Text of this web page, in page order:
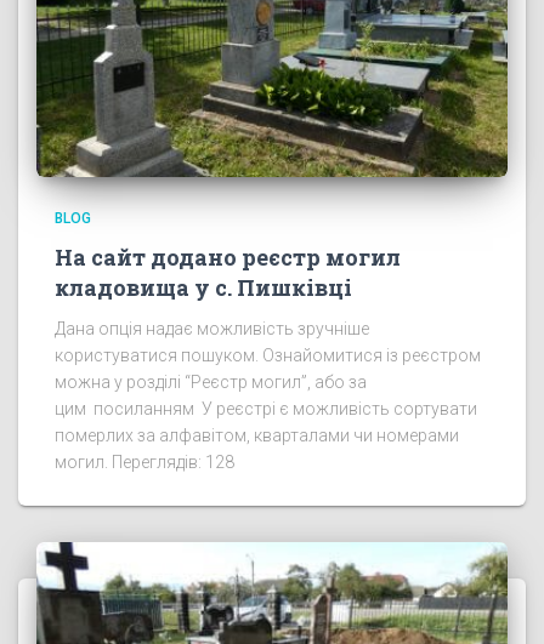
BLOG
На сайт додано реєстр могил
кладовища у с. Пишківці
Дана опція надає можливість зручніше
користуватися пошуком. Ознайомитися із реєстром
можна у розділі “Реєстр могил”, або за
цим посиланням У реєстрі є можливість сортувати
померлих за алфавітом, кварталами чи номерами
могил. Переглядів: 128